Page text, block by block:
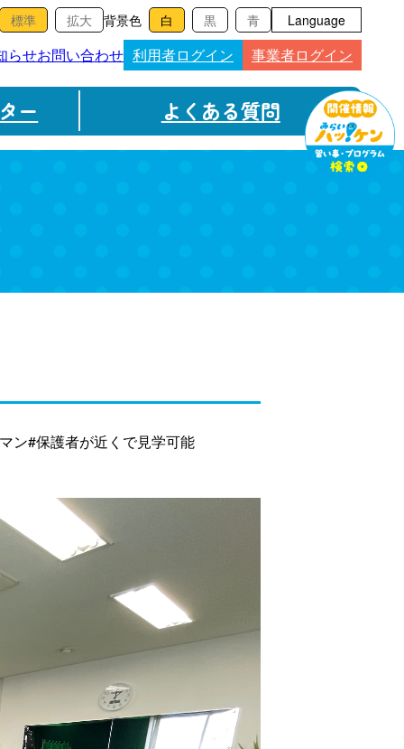
背景色 Language
らせお問い合わせ 利用者ログイン 事業者ログイン
ー よくある質問
ン#保護者が近くで見学可能